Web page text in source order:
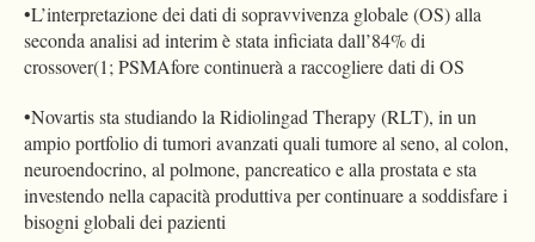
•L’interpretazione dei dati di sopravvivenza globale (OS) alla
seconda analisi ad interim è stata inficiata dall’84% di
crossover(1; PSMAfore continuerà a raccogliere dati di OS
•Novartis sta studiando la Ridiolingad Therapy (RLT), in un
ampio portfolio di tumori avanzati quali tumore al seno, al colon,
neuroendocrino, al polmone, pancreatico e alla prostata e sta
investendo nella capacità produttiva per continuare a soddisfare i
bisogni globali dei pazienti